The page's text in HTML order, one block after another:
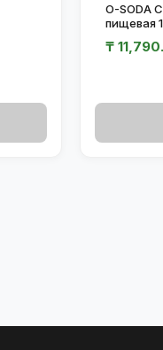
O-SODA
пищевая
₸